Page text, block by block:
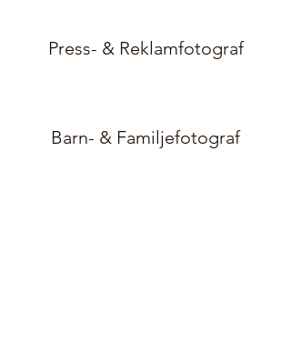
Press- & Reklamfotograf
Barn- & Familjefotograf